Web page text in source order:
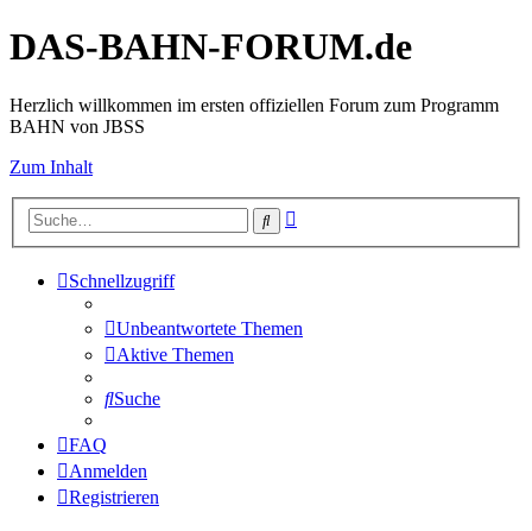
DAS-BAHN-FORUM.de
Herzlich willkommen im ersten offiziellen Forum zum Programm
BAHN von JBSS
Zum Inhalt
Suche
Schnellzugriff
Unbeantwortete Themen
Aktive Themen
Suche
FAQ
Anmelden
Registrieren